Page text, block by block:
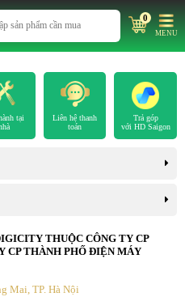
0
MENU
tại
Liên hệ thanh
toán
Trả góp
với HD Saigon
THUỘC CÔNG TY CP
CP THÀNH PHỐ ĐIỆN MÁY
Mai, TP. Hà Nội